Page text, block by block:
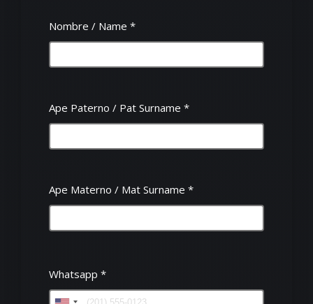
Nombre / Name *
Ape Paterno / Pat Surname *
Ape Materno / Mat Surname *
Whatsapp *